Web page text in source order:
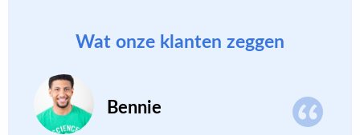
Wat onze klanten zeggen
Bennie